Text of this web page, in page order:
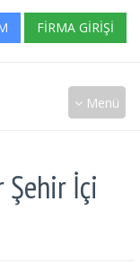
FIRMA GIRIŞI
Menü
Şehir İçi